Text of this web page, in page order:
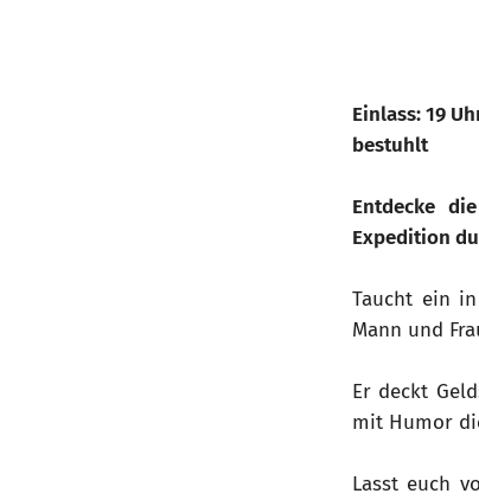
Einlass: 19
bestuhlt
Entdecke
Expedition
Taucht ein
Mann und
Er deckt
mit Humor
Lasst euch